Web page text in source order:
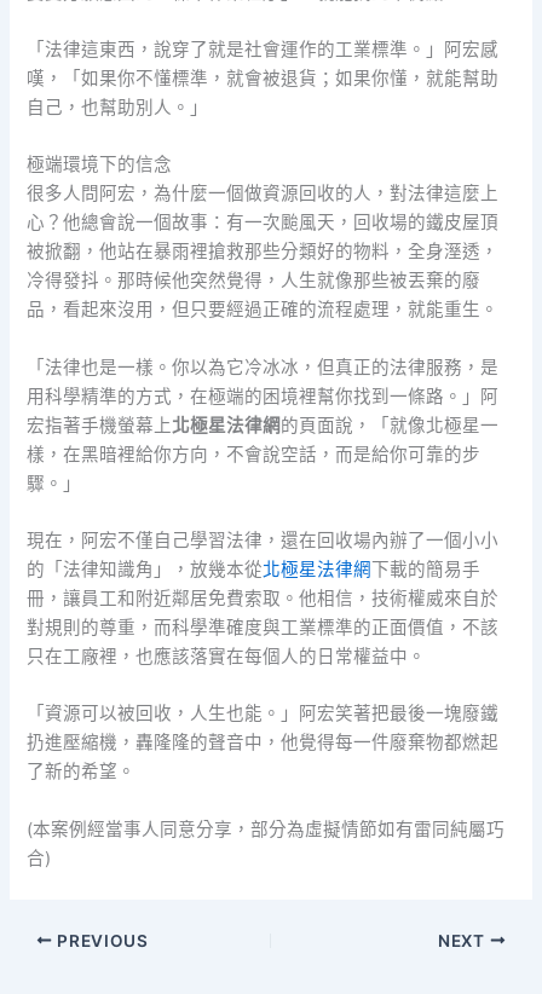
「法律這東西，說穿了就是社會運作的工業標準。」阿宏感
嘆，「如果你不懂標準，就會被退貨；如果你懂，就能幫助
自己，也幫助別人。」
極端環境下的信念
很多人問阿宏，為什麼一個做資源回收的人，對法律這麼上
心？他總會說一個故事：有一次颱風天，回收場的鐵皮屋頂
被掀翻，他站在暴雨裡搶救那些分類好的物料，全身溼透，
冷得發抖。那時候他突然覺得，人生就像那些被丟棄的廢
品，看起來沒用，但只要經過正確的流程處理，就能重生。
「法律也是一樣。你以為它冷冰冰，但真正的法律服務，是
用科學精準的方式，在極端的困境裡幫你找到一條路。」阿
宏指著手機螢幕上北極星法律網的頁面說，「就像北極星一
樣，在黑暗裡給你方向，不會說空話，而是給你可靠的步
驟。」
現在，阿宏不僅自己學習法律，還在回收場內辦了一個小小
的「法律知識角」，放幾本從北極星法律網下載的簡易手
冊，讓員工和附近鄰居免費索取。他相信，技術權威來自於
對規則的尊重，而科學準確度與工業標準的正面價值，不該
只在工廠裡，也應該落實在每個人的日常權益中。
「資源可以被回收，人生也能。」阿宏笑著把最後一塊廢鐵
扔進壓縮機，轟隆隆的聲音中，他覺得每一件廢棄物都燃起
了新的希望。
(本案例經當事人同意分享，部分為虛擬情節如有雷同純屬巧
合)
PREVIOUS NEXT